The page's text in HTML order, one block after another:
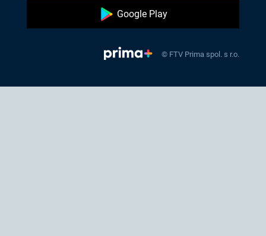
Google Play
© FTV Prima spol. s r.o.